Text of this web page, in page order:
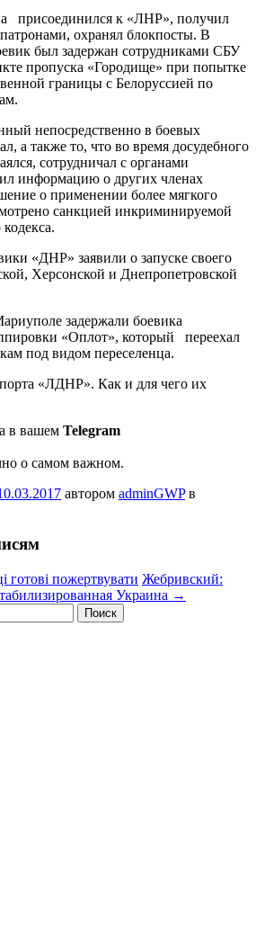
присоединился к «ЛНР», получил
охранял блокпосты. В
был задержан сотрудниками СБУ
пропуска «Городище» при попытке
границы с Белоруссией по
непосредственно в боевых
а также то, что во время досудебного
сотрудничал с органами
информацию о других членах
о применении более мягкого
санкцией инкриминируемой
«ДНР» заявили о запуске своего
Херсонской и Днепропетровской
задержали боевика
«Оплот», который переехал
под видом переселенца.
«ЛДНР». Как и для чего их
в вашем Telegram
о самом важном.
автором adminGWPв
готові пожертвувати Жебривский:
Украина →